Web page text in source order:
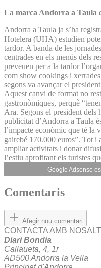
La marca Andorra a Taula
Andorra a Taula ja s’ha
Hotelera (UHA) estudien
tardor. A banda de les
centrades en els menús dels
preveuen per a la tardor
com show cookings i
segons va avançar el
Aquest canvi de format no
gastronòmiques, perquè
Ara. Segons el president dels
publicitat d’Andorra a Taula
l’impacte econòmic que té la
gairebé 170.000 euros”. Tot i
ampliar activitats i donar
l’estiu aprofitant els turistes
Google Adsense
Comentaris
Afegir nou comentari
CONTACTA AMB
Diari Bondia
Callaueta, 4, 1r
AD500 Andorra la Vella